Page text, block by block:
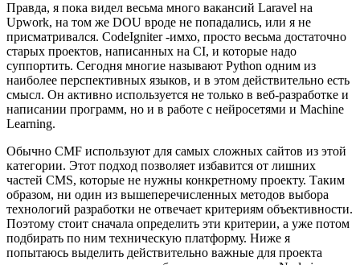
Правда, я пока видел весьма много вакансий Laravel на
Upwork, на том же DOU вроде не попадались, или я не
присматривался. CodeIgniter -имхо, просто весьма достаточно
старых проектов, написанных на CI, и которые надо
суппортить. Сегодня многие называют Python одним из
наиболее перспективных языков, и в этом действительно есть
смысл. Он активно используется не только в веб-разработке и
написании программ, но и в работе с нейросетями и Machine
Learning.
Обычно CMF используют для самых сложных сайтов из этой
категории. Этот подход позволяет избавится от лишних
частей CMS, которые не нужны конкретному проекту. Таким
образом, ни один из вышеперечисленных методов выбора
технологий разработки не отвечает критериям объективности.
Поэтому стоит сначала определить эти критерии, а уже потом
подбирать по ним техническую платформу. Ниже я
попытаюсь выделить действительно важные для проекта